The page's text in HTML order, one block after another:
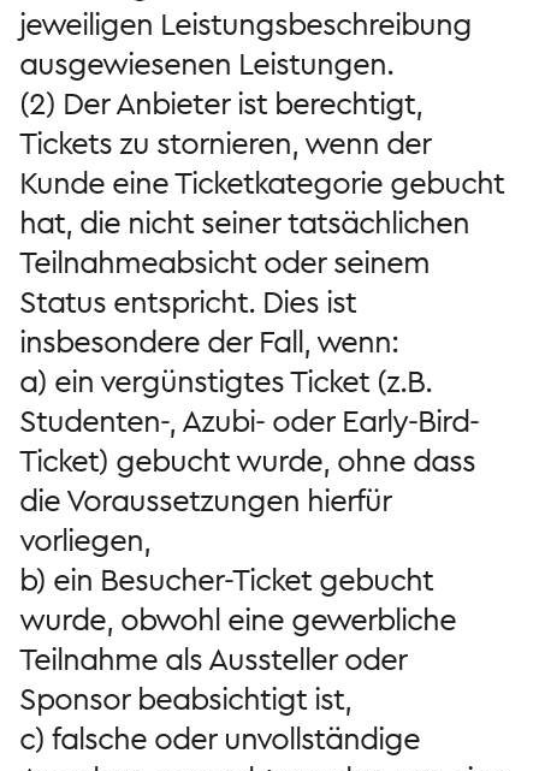
jeweiligen Leistungsbeschreibung
ausgewiesenen Leistungen.
(2) Der Anbieter ist berechtigt,
Tickets zu stornieren, wenn der
Kunde eine Ticketkategorie gebucht
hat, die nicht seiner tatsächlichen
Teilnahmeabsicht oder seinem
Status entspricht. Dies ist
insbesondere der Fall, wenn:
a) ein vergünstigtes Ticket (z.B.
Studenten-, Azubi- oder Early-Bird-
Ticket) gebucht wurde, ohne dass
die Voraussetzungen hierfür
vorliegen,
b) ein Besucher-Ticket gebucht
wurde, obwohl eine gewerbliche
Teilnahme als Aussteller oder
Sponsor beabsichtigt ist,
c) falsche oder unvollständige